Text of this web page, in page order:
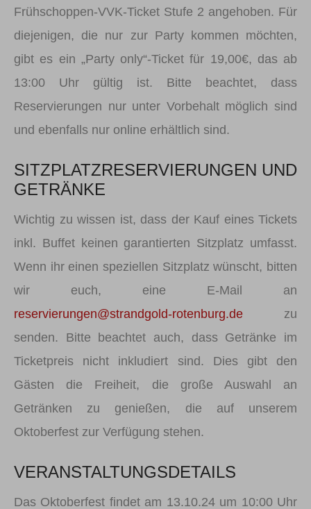
Frühschoppen-VVK-Ticket Stufe 2 angehoben. Für
diejenigen, die nur zur Party kommen möchten,
gibt es ein „Party only“-Ticket für 19,00€, das ab
13:00 Uhr gültig ist. Bitte beachtet, dass
Reservierungen nur unter Vorbehalt möglich sind
und ebenfalls nur online erhältlich sind.
SITZPLATZRESERVIERUNGEN UND
GETRÄNKE
Wichtig zu wissen ist, dass der Kauf eines Tickets
inkl. Buffet keinen garantierten Sitzplatz umfasst.
Wenn ihr einen speziellen Sitzplatz wünscht, bitten
wir euch, eine E-Mail an
reservierungen@strandgold-rotenburg.de zu
senden. Bitte beachtet auch, dass Getränke im
Ticketpreis nicht inkludiert sind. Dies gibt den
Gästen die Freiheit, die große Auswahl an
Getränken zu genießen, die auf unserem
Oktoberfest zur Verfügung stehen.
VERANSTALTUNGSDETAILS
Das Oktoberfest findet am 13.10.24 um 10:00 Uhr